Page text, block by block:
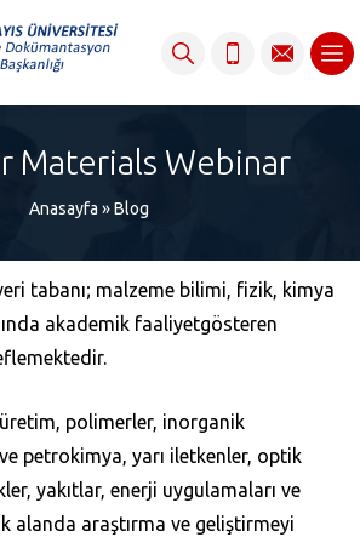
Materials Webinar
Anasayfa »Blog
tabanı; malzeme bilimi, fizik, kimya
akademik faaliyetgösteren
polimerler, inorganik
petrokimya, yarı iletkenler, optik
yakıtlar, enerji uygulamaları ve
alanda araştırma ve geliştirmeyi